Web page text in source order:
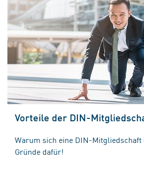
Vorteile der DIN-
Warum sich eine DIN-
Gründe dafür!